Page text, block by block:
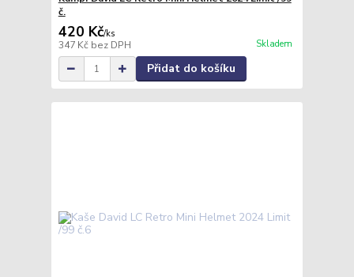
č.
420 Kč/ks
347 Kč bez DPH Skladem
Přidat do košíku